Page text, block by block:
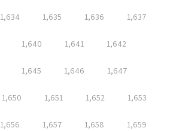
1,634 1,635 1,636 1,637
1,640 1,641 1,642
1,645 1,646 1,647
1,650 1,651 1,652 1,653
1,656 1,657 1,658 1,659